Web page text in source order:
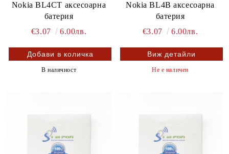
Nokia BL4CT аксесоарна
батерия
€3.07
6.00лв.
В наличност
Nokia BL4B аксесоарна
батерия
€3.07
6.00лв.
Виж детайли
Не е наличен